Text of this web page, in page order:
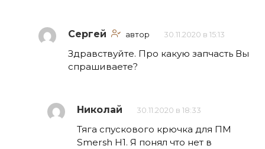
Сергей автор 30.11.2020 в 15:13
Здравствуйте. Про какую запчасть Вы
спрашиваете?
Николай 30.11.2020 в 18:33
Тяга спускового крючка для ПМ
Smersh H1. Я понял что нет в